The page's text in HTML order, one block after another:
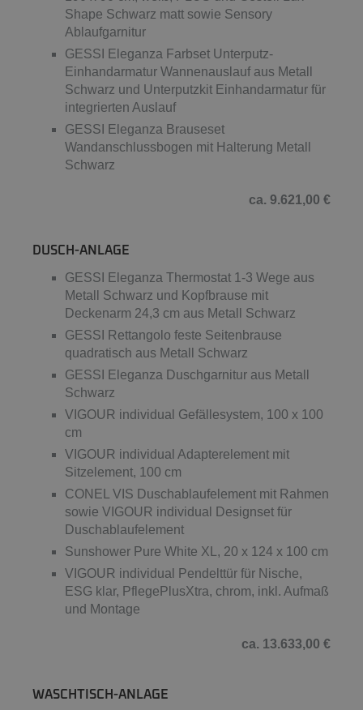
Shape Schwarz matt sowie Sensory
Ablaufgarnitur
GESSI Eleganza Farbset Unterputz-
Einhandarmatur Wannenauslauf aus Metall
Schwarz und Unterputzkit Einhandarmatur für
integrierten Auslauf
GESSI Eleganza Brauseset
Wandanschlussbogen mit Halterung Metall
Schwarz
ca. 9.621,00 €
DUSCH-ANLAGE
GESSI Eleganza Thermostat 1-3 Wege aus
Metall Schwarz und Kopfbrause mit
Deckenarm 24,3 cm aus Metall Schwarz
GESSI Rettangolo feste Seitenbrause
quadratisch aus Metall Schwarz
GESSI Eleganza Duschgarnitur aus Metall
Schwarz
VIGOUR individual Gefällesystem, 100 x 100
cm
VIGOUR individual Adapterelement mit
Sitzelement, 100 cm
CONEL VIS Duschablaufelement mit Rahmen
sowie VIGOUR individual Designset für
Duschablaufelement
Sunshower Pure White XL, 20 x 124 x 100 cm
VIGOUR individual Pendelttür für Nische,
ESG klar, PflegePlusXtra, chrom, inkl. Aufmaß
und Montage
ca. 13.633,00 €
WASCHTISCH-ANLAGE